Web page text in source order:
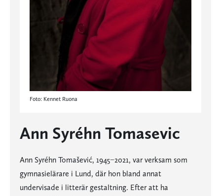
Foto: Kennet Ruona
Ann Syréhn Tomasevic
Ann Syréhn Tomašević, 1945−2021, var verksam som
gymnasielärare i Lund, där hon bland annat
undervisade i litterär gestaltning. Efter att ha